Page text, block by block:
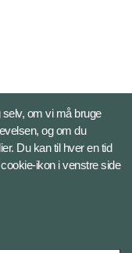
om vi må bruge
og om du
Du kan til hver en tid
ikon i venstre side